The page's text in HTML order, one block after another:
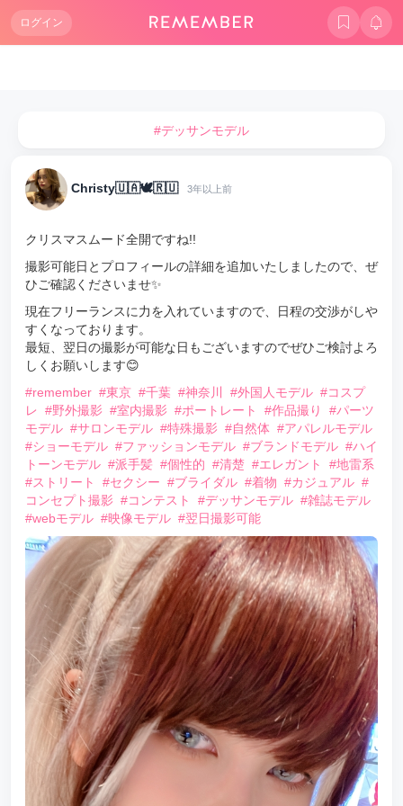
ログイン
#デッサンモデル
Christy🇺🇦🕊🇷🇺 3年以上前
クリスマスムード全開ですね!!
撮影可能日とプロフィールの詳細を追加いたしましたので、ぜ
ひご確認くださいませ✨
現在フリーランスに力を入れていますので、日程の交渉がしや
すくなっております。
最短、翌日の撮影が可能な日もございますのでぜひご検討よろ
しくお願いします😊
#remember #東京 #千葉 #神奈川 #外国人モデル #コスプ
レ
#野外撮影 #室内撮影 #ポートレート #作品撮り
#パーツ
モデル #サロンモデル #特殊撮影 #自然体 #アパレルモデル
#ショーモデル #ファッションモデル #ブランドモデル #ハイ
トーンモデル #派手髪 #個性的 #清楚 #エレガント
#地雷系
#ストリート
#セクシー #ブライダル #着物 #カジュアル #
コンセプト撮影 #コンテスト #デッサンモデル #雑誌モデル
#webモデル #映像モデル #翌日撮影可能